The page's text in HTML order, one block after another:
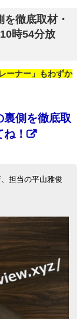
徹底取材・
時54分放
ーナー」もわずか
裏側を徹底取
！
担当の平山雅俊